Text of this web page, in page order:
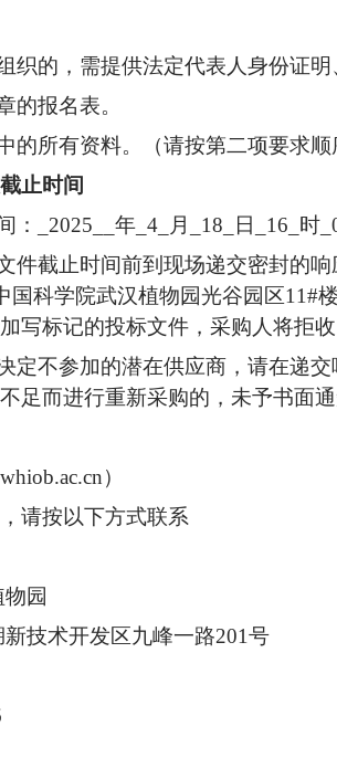
织的，需提供法定代表人身份证
的报名表。
的所有资料。（请按第二项要求顺
止时间
：_2025__年_4_月_18_日_16_时
件截止时间前到现场递交密封的
国科学院武汉植物园光谷园区11#
写标记的投标文件，采购人将拒收
定不参加的潜在供应商，请在递
足而进行重新采购的，未予书面
）
请按以下方式联系
园
技术开发区九峰一路201号